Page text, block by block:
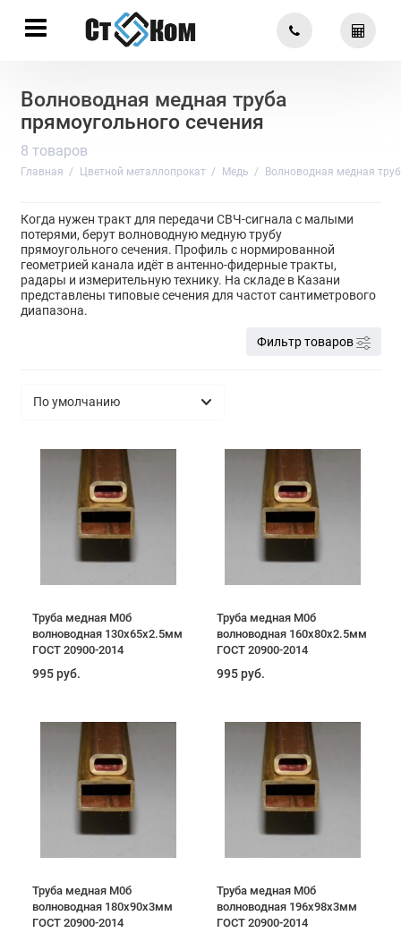
Волноводная медная труба
прямоугольного сечения
8 товаров
Главная Цветной металлопрокат Медь Волноводная медная
Когда нужен тракт для передачи СВЧ-сигнала с малыми
потерями, берут волноводную медную трубу
прямоугольного сечения. Профиль с нормированной
геометрией канала идёт в антенно-фидерные тракты,
радары и измерительную технику. На складе в Казани
представлены типовые сечения для частот сантиметрового
диапазона.
Фильтр товаров
Труба медная М0б
волноводная 130х65х2.5мм
ГОСТ 20900-2014
995 руб.
Труба медная М0б
волноводная 160х80х2.5мм
ГОСТ 20900-2014
995 руб.
Труба медная М0б
волноводная 180х90х3мм
ГОСТ 20900-2014
Труба медная М0б
волноводная 196х98х3мм
ГОСТ 20900-2014